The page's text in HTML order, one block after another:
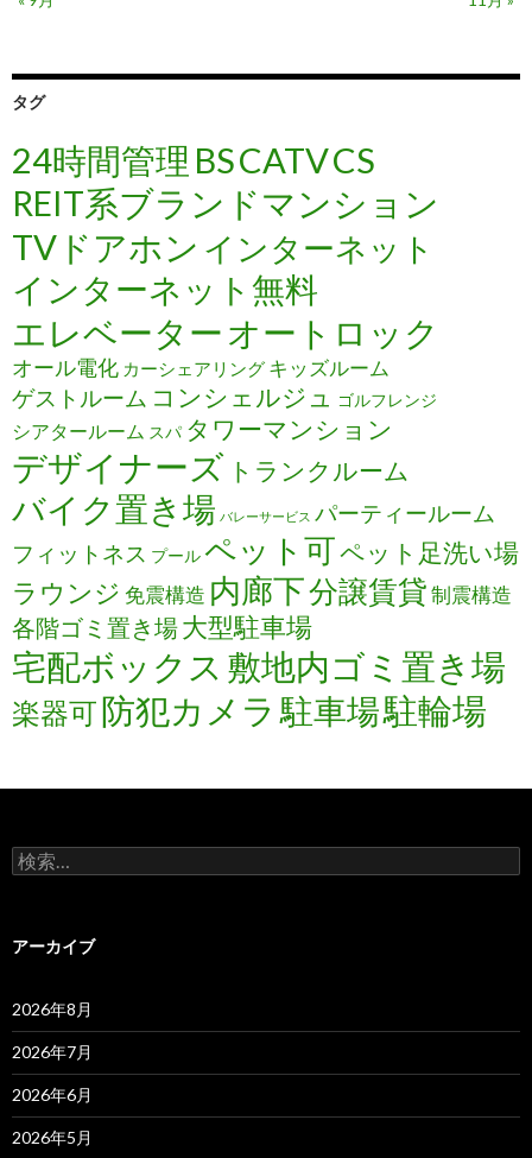
タグ
24時間管理 BSCATVCS
REIT系ブランドマンション
TVドアホン インターネット
インターネット無料
エレベーター オートロック
オール電化 カーシェアリング キッズルーム
ゲストルーム コンシェルジュ ゴルフレンジ
シアタールーム スパ タワーマンション
デザイナーズ トランクルーム
バイク置き場 バレーサービス パーティールーム
フィットネス プールペット可ペット足洗い場
ラウンジ 免震構造 内廊下分譲賃貸制震構造
各階ゴミ置き場大型駐車場
宅配ボックス 敷地内ゴミ置き場
楽器可防犯カメラ 駐車場駐輪場
検
索:
アーカイブ
2026年8月
2026年7月
2026年6月
2026年5月